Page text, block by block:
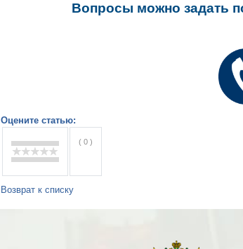
Вопросы можно задать
Оцените статью:
( 0 )
Возврат к списку